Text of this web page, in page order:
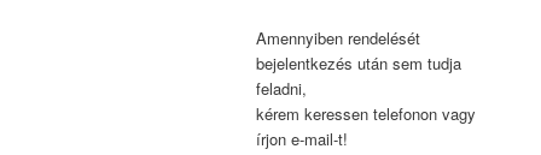
Amennyiben rendelését
bejelentkezés után sem tudja
feladni,
kérem keressen telefonon vagy
írjon e-mail-t!